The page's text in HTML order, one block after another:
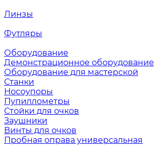
Линзы
Футляры
Оборудование
Демонстрационное оборудование
Оборудование для мастерской
Станки
Носоупоры
Пупиллометры
Стойки для очков
Заушники
Винты для очков
Пробная оправа универсальная